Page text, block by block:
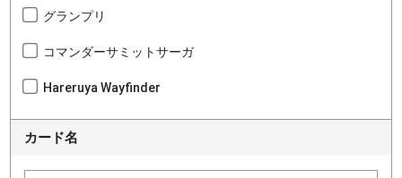
グランプリ
コマンダーサミットサーガ
Hareruya Wayfinder
カード名